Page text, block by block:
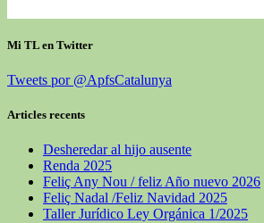
Mi TL en Twitter
Tweets por @ApfsCatalunya
Articles recents
Desheredar al hijo ausente
Renda 2025
Feliç Any Nou / feliz Año nuevo 2026
Feliç Nadal /Feliz Navidad 2025
Taller Jurídico Ley Orgánica 1/2025